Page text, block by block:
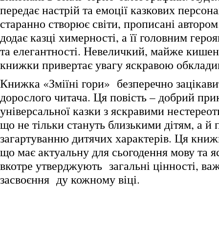
передає настрій та емоції казкових
старанно створює світи, прописані
додає казці химерності, а її головним
та елегантності. Невеличкий, майже
книжки привертає увагу яскравою
Книжка «Зміїні гори» безперечно
дорослого читача. Ця повість – добрий
універсальної казки з яскравими
що не тільки стануть близькими дітям, а й
загартуванню дитячих характерів. Ця
що має актуальну для сьогодення мову та
вкотре утверджують загальні цінності,
засвоєння ду кожному віці.